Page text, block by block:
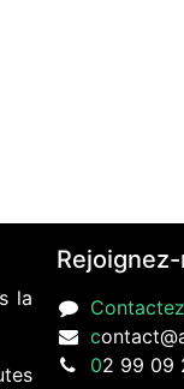
la
c
02 99 09